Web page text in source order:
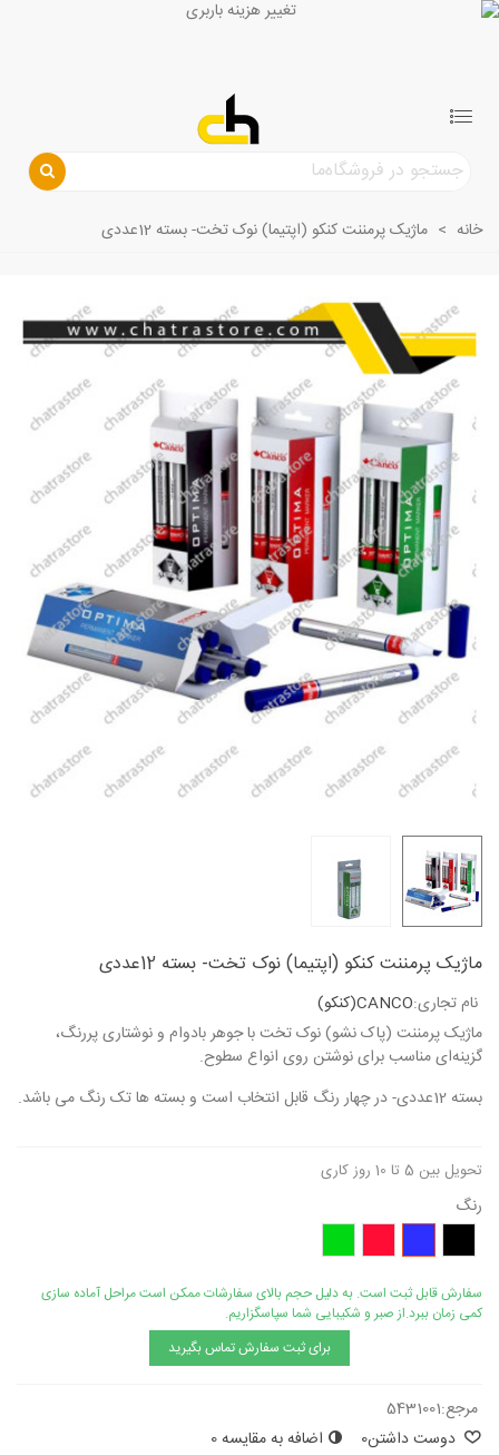
خانه > ماژیک پرمننت کنکو (اپتیما) نوک تخت- بسته 12عددی
ماژیک پرمننت کنکو (اپتیما) نوک تخت- بسته 12عددی
نام تجاری:CANCO(کنکو)
ماژیک پرمننت (پاک نشو) نوک تخت با جوهر بادوام و نوشتاری پررنگ،
گزینه‌ای مناسب برای نوشتن روی انواع سطوح.
بسته 12عددی- در چهار رنگ قابل انتخاب است و بسته ها تک رنگ می باشد.
تحویل بین 5 تا 10 روز کاری
رنگ
سفارش قابل ثبت است. به دلیل حجم بالای سفارشات ممکن است مراحل آماده سازی
کمی زمان ببرد.از صبر و شکیبایی شما سپاسگزاریم.
برای ثبت سفارش تماس بگیرید
مرجع:5431001
دوست داشتن0 اضافه به مقایسه0